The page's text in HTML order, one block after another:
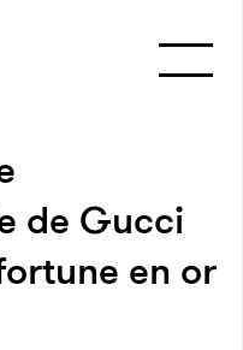
de Gucci
en or